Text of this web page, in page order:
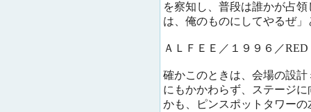
を察知し、普段は誰かが占
は、俺のものにしてやるぜ
ＡＬＦＥＥ／１９９６／
確かこのときは、会場の設
にもかかわらず、ステージ
かも、ピンスポットタワー